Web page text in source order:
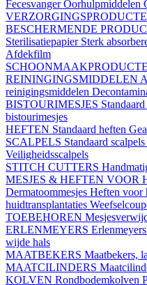
FecesvangerOorhulpmiddelen
BESCHERMENDE
Sterilisatiepapier Sterk
Afdekfilm
REININGINGSMIDDELEN
reinigingsmiddelen
BISTOURIMESJES
bistourimesjes
HEFTEN Standaard heften
SCALPELS Standaard scalpels
Veiligheidsscalpels
STITCH CUTTERS
MESJES & HEFTEN VOOR
Dermatoommesjes Heften voor
huidtransplantaties
TOEBEHOREN
ERLENMEYERS
wijde hals
MAATBEKERS Maatbekers,
MAATCILINDERS
KOLVEN Rondbodemkolven